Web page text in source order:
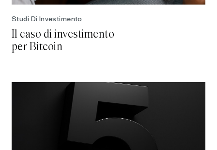
Studi Di Investimento
Il caso di investimento
per Bitcoin